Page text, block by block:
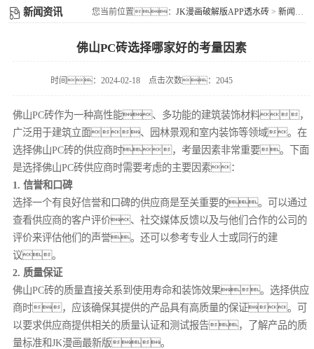
新闻资讯 您当前位置： JK漫画破解版APP透水砖> 新闻资讯
佛山PC砖选择哪家好的考量因素
时间：2024-02-18 点击次数：2045
佛山PC砖作为一种高性能、多功能的建筑装饰材料，
广泛用于建筑立面、园林景观和室内装饰等领域。在
选择佛山PC砖的供应商时，考量因素非常重要。下面
是选择佛山PC砖供应商时需要考虑的主要因素：
1. 信誉和口碑
选择一个有良好信誉和口碑的供应商是至关重要的。可以通过
查看供应商的客户评价、社交媒体反馈以及与他们合作的公司的
评价来评估他们的声誉。还可以参考专业人士或同行的建
议。
2. 质量保证
佛山PC砖的质量直接关系到使用寿命和装饰效果。选择供应
商时，应该确保其提供的产品具有高质量的保证。可
以要求供应商提供相关的质量认证和测试报告，了解产品的质
量标准和JK漫画最新版。